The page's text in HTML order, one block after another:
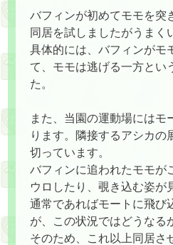
バフィンが初めてモモを突
同居を試しましたがうまく
具体的には、バフィンがモ
て、モモは逃げる一方とい
た。
また、当園の運動場にはモ
ります。隣接するアシカの
切っています。
バフィンに追われたモモが
ウロしたり、覗き込む姿が
通常であればモートに飛び
が、この状況ではどうなる
そのため、これ以上同居さ